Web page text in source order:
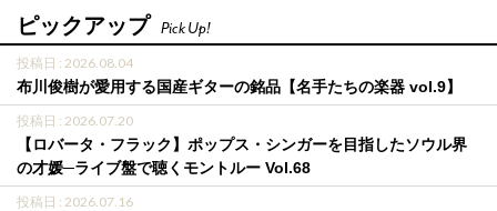
ピックアップ Pick Up!
投稿日 : 2026.08.04
布川俊樹が愛用する国産ギターの銘品【名手たちの楽器 vol.9】
投稿日 : 2026.07.20
【ロバータ・フラック】ポップス・シンガーを目指したソウル界
の才媛─ライブ盤で聴くモントルー Vol.68
投稿日 : 2026.07.16